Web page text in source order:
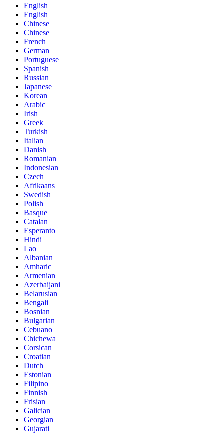
English
English
Chinese
Chinese
French
German
Portuguese
Spanish
Russian
Japanese
Korean
Arabic
Irish
Greek
Turkish
Italian
Danish
Romanian
Indonesian
Czech
Afrikaans
Swedish
Polish
Basque
Catalan
Esperanto
Hindi
Lao
Albanian
Amharic
Armenian
Azerbaijani
Belarusian
Bengali
Bosnian
Bulgarian
Cebuano
Chichewa
Corsican
Croatian
Dutch
Estonian
Filipino
Finnish
Frisian
Galician
Georgian
Gujarati